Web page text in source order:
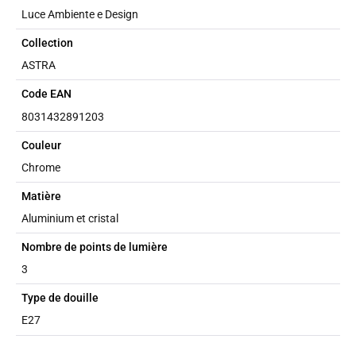
Luce Ambiente e Design
Collection
ASTRA
Code EAN
8031432891203
Couleur
Chrome
Matière
Aluminium et cristal
Nombre de points de lumière
3
Type de douille
E27